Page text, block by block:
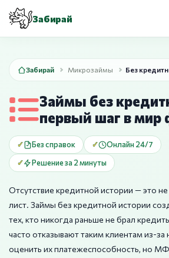
Забирай
Забирай Микрозаймы Без
Займы без
первый шаг в мир
Без справок
Онлайн 24/7
Решение за 2 минуты
Отсутствие кредитной истории — это
лист. Займы без кредитной истории
тех, кто никогда раньше не брал
часто отказывают таким клиентам из-
оценить их платежеспособность, но